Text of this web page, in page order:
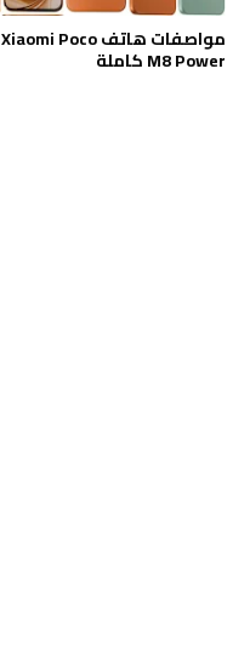
مواصفات هاتف Xiaomi Poco
M8 Power كاملة